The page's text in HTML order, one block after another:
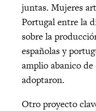
juntas. Mujeres
Portugal entre la
sobre la
españolas y
amplio abanico
adoptaron.
Otro proyecto